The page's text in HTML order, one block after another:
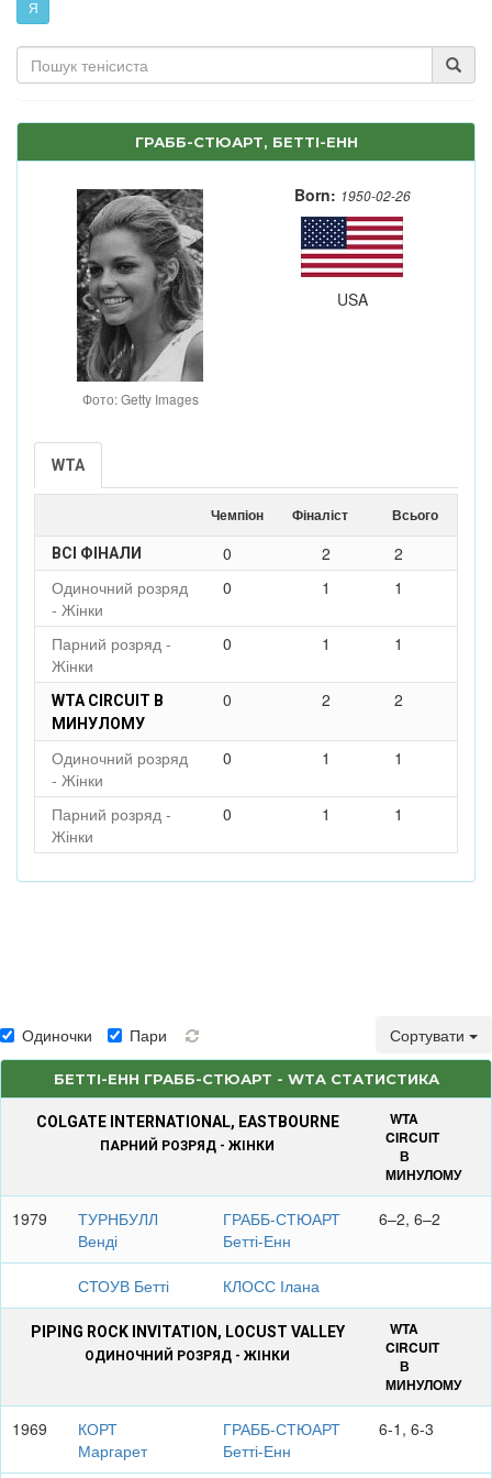
Я
ГРАББ-СТЮАРТ, БЕТТІ-ЕНН
Фото: Getty Images
Born: 1950-02-26
USA
WTA
Чемпіон Фіналіст Всього
ВСІ ФІНАЛИ 0 2
2
Одиночний розряд
- Жінки
0 1 1
Парний розряд -
Жінки
0 1 1
WTA CIRCUIT В
МИНУЛОМУ
0 2 2
Одиночний розряд
- Жінки
0 1 1
Парний розряд -
Жінки
0 1 1
Одиночки Пари Сортувати
БЕТТІ-ЕНН ГРАББ-СТЮАРТ - WTA СТАТИСТИКА
COLGATE INTERNATIONAL, EASTBOURNE
ПАРНИЙ РОЗРЯД - ЖІНКИ
WTA
CIRCUIT
В
МИНУЛОМУ
1979
ТУРНБУЛЛ
Венді
ГРАББ-СТЮАРТ
Бетті-Енн
6–2, 6–2
СТОУВ Бетті КЛОСС Ілана
PIPING ROCK INVITATION, LOCUST VALLEY
ОДИНОЧНИЙ РОЗРЯД - ЖІНКИ
WTA
CIRCUIT
В
МИНУЛОМУ
1969
КОРТ
Маргарет
ГРАББ-СТЮАРТ
Бетті-Енн
6-1, 6-3